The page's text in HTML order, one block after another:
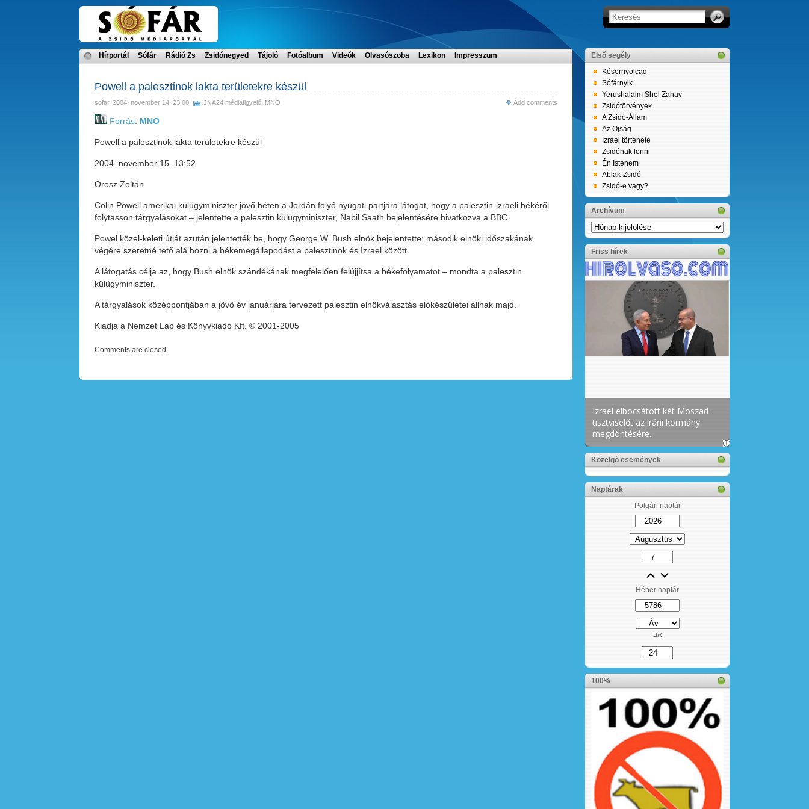
Hírportál Sófár Rádió Zs Zsidónegyed Tájoló Fotóalbum Videók Olvasószoba Lexikon Impresszum
Powell a palesztinok lakta területekre készül
sofar, 2004. november 14. 23:00 JNA24 médiafigyelő MNO Add comments
Forrás: MNO
Powell a palesztinok lakta területekre készül
2004. november 15. 13:52
Orosz Zoltán
Colin Powell amerikai külügyminiszter jövő héten a Jordán folyó nyugati partjára látogat, hogy a palesztin-izraeli békéről
folytasson tárgyalásokat – jelentette a palesztin külügyminiszter, Nabil Saath bejelentésére hivatkozva a BBC.
Powel közel-keleti útját azután jelentették be, hogy George W. Bush elnök bejelentette: második elnöki időszakának
végére szeretné tető alá hozni a békemegállapodást a palesztinok és Izrael között.
A látogatás célja az, hogy Bush elnök szándékának megfelelően felújjítsa a békefolyamatot – mondta a palesztin
külügyminiszter.
A tárgyalások középpontjában a jövő év januárjára tervezett palesztin elnökválasztás előkészületei állnak majd.
Kiadja a Nemzet Lap és Könyvkiadó Kft. © 2001-2005
Comments are closed.
Első segély
Kósernyolcad
Sófárnyik
Yerushalaim Shel Zahav
Zsidótörvények
A Zsidó-Állam
Az Ojság
Izrael története
Zsidónak lenni
Én Istenem
Ablak-Zsidó
Zsidó-e vagy?
Archívum
Archívum
Friss hírek
Közelgő események
Naptárak
Polgári naptár
Héber naptár
אב
100%